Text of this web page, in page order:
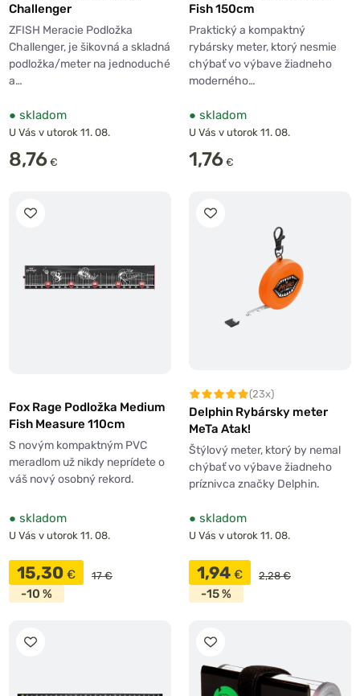
Challenger
ZFISH Meracie Podložka
Challenger, je šikovná a skladná
podložka/meter na jednoduché
a…
● skladom
U Vás v utorok 11. 08.
8,76 €
Fish 150cm
Praktický a kompaktný
rybársky meter, ktorý nesmie
chýbať vo výbave žiadneho
moderného…
● skladom
U Vás v utorok 11. 08.
1,76 €
Fox Rage Podložka Medium
Fish Measure 110cm
S novým kompaktným PVC
meradlom už nikdy neprídete o
váš nový osobný rekord.
● skladom
U Vás v utorok 11. 08.
15,30 € 17 €
-10 %
(23x)
Delphin Rybársky meter
MeTa Atak!
Štýlový meter, ktorý by nemal
chýbať vo výbave žiadneho
príznivca značky Delphin.
● skladom
U Vás v utorok 11. 08.
1,94 € 2,28 €
-15 %